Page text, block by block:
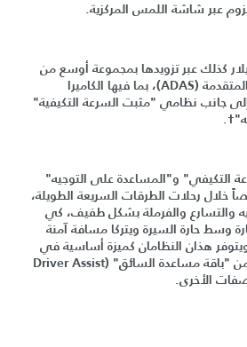
عبر شاشة اللمس المركزية.
كذلك عبر تزويدها بمجموعة أوسع من
أنظمة مساعدة السائق المتقدمة (ADAS)، بما فيها الكاميرا
إلى جانب نظامي "مثبت السرعة التكيفية"
التكيفي" و"المساعدة على التوجيه"
خلال رحلات الطرقات السريعة الطويلة،
والتسارع والفرملة بشكل طفيف، كي
وسط حارة السيرة ويتركا مسافة آمنة
هذان النظامان كميزة أساسية في
مواصفات HSE، وكجزءٍ من "باقة مساعدة السائق" (Driver Assist